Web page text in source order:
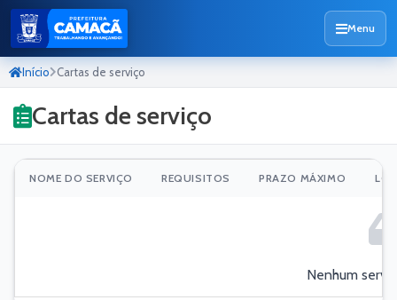
Menu
Início Cartas de serviço
Cartas de serviço
NOME DO SERVIÇO REQUISITOS PRAZO MÁXIMO
Nenhum